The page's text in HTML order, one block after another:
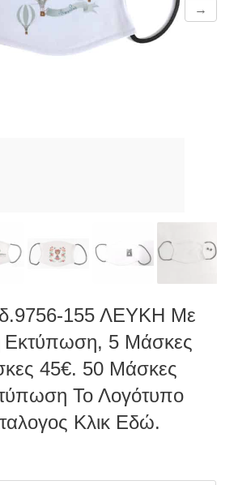
→
155 ΛΕΥΚΗ Με
5 Μάσκες
45€. 50 Μάσκες
Το Λογότυπο
Κλικ Εδώ.